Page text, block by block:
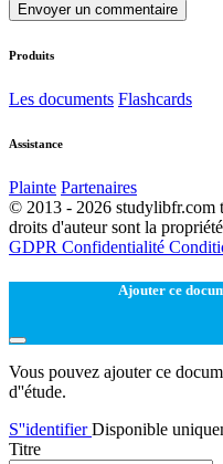
Envoyer un commentaire
Produits
Les documents Flashcards
Assistance
Plainte Partenaires
© 2013 - 2026 studylibfr.com
droits d'auteur sont la
GDPR Confidentialité
Ajouter ce
Vous pouvez ajouter ce
d''étude.
S''identifierDisponible
Titre